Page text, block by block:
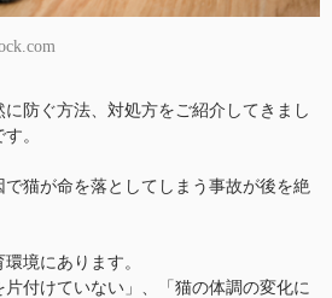
防ぐ方法、対処方をご紹介してきまし
。
猫が命を落としてしまう事故が後を絶
境にあります。
片付けていない」、「猫の体調の変化に